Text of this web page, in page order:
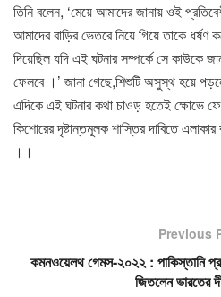
তিনি বলেন, ‘মেয়ে আমাদের জানায় ওই
আমাদের বাড়ির ভেতরে নিয়ে গিয়ে তাকে
দিয়েছিল যদি এই ঘটনার সম্পর্কে সে কাউকে
ফেলবে ।’ জানা গেছে,শিশুটি অসুস্থ হয়ে
এদিকে এই ঘটনার কথা চাওড় হতেই ক্ষোভে
কিশোরের দৃষ্টান্তমূলক শাস্তির দাবিতে
।।
Previous
কমনওয়েলথ গেমস-২০২২ : পাকিস্তানি
জিতলেন ভারতের